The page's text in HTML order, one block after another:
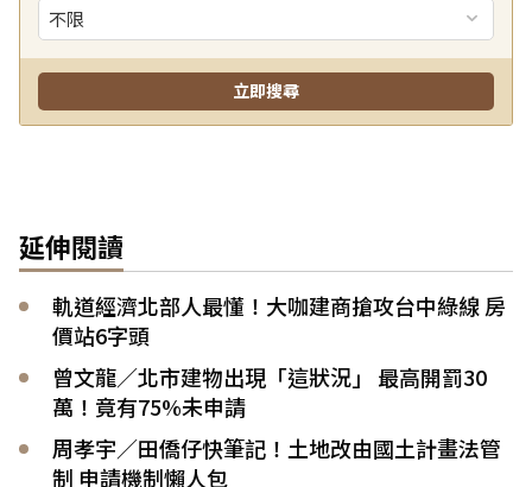
延伸閱讀
軌道經濟北部人最懂！大咖建商搶攻台中綠線 房
價站6字頭
曾文龍／北市建物出現「這狀況」 最高開罰30
萬！竟有75%未申請
周孝宇／田僑仔快筆記！土地改由國土計畫法管
制 申請機制懶人包